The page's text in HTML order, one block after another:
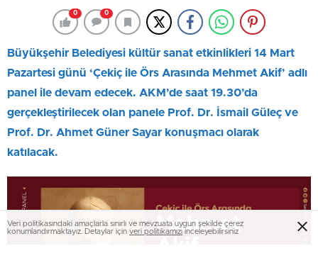
0 0
Büyükşehir Belediyesi kültür sanat etkinlikleri 14 Mart
Pazartesi günü ‘Çekiç ile Örs Arasında Mehmet Akif’ adlı
panel ile devam edecek. AKM’de saat 19.30’da
gerçekleştirilecek olan panele Prof. Dr. İsmail Güleç ve
Prof. Dr. Ahmet Güner Sayar konuşmacı olarak
katılacak.
Veri politikasındaki amaçlarla sınırlı ve mevzuata uygun şekilde çerez
konumlandırmaktayız. Detaylar için veri politikamızı inceleyebilirsiniz